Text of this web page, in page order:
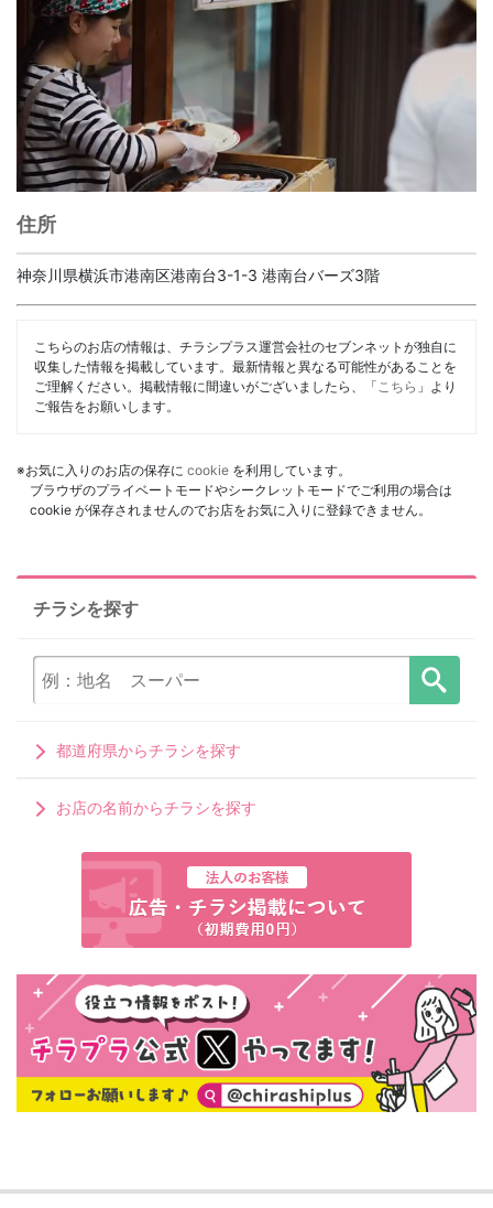
住所
神奈川県横浜市港南区港南台3-1-3 港南台バーズ3階
こちらのお店の情報は、チラシプラス運営会社のセブンネットが独自に
収集した情報を掲載しています。最新情報と異なる可能性があることを
ご理解ください。掲載情報に間違いがございましたら、「 こちら 」より
ご報告をお願いします。
※お気に入りのお店の保存に cookie を利用しています。
ブラウザのプライベートモードやシークレットモードでご利用の場合は
cookie が保存されませんのでお店をお気に入りに登録できません。
チラシを探す
都道府県からチラシを探す
お店の名前からチラシを探す